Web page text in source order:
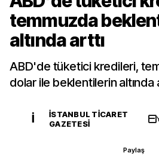
temmuzda
altında arttı
ABD'de tüketici kredileri,
dolar ile beklentilerin altında
İ
İSTANBUL TICARET
GAZETESI
Paylaş